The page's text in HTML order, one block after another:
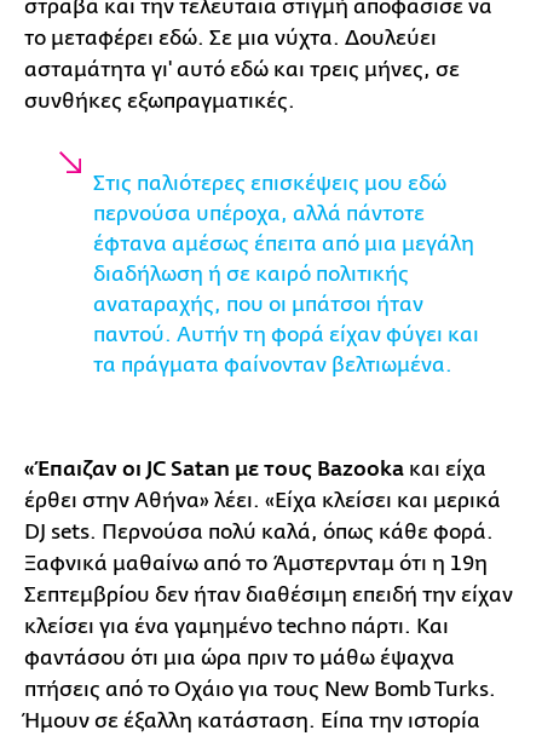
στραβά και την τελευταία στιγμή αποφάσισε να
το μεταφέρει εδώ. Σε μια νύχτα. Δουλεύει
ασταμάτητα γι' αυτό εδώ και τρεις μήνες, σε
συνθήκες εξωπραγματικές.
Στις παλιότερες επισκέψεις μου εδώ
περνούσα υπέροχα, αλλά πάντοτε
έφτανα αμέσως έπειτα από μια μεγάλη
διαδήλωση ή σε καιρό πολιτικής
αναταραχής, που οι μπάτσοι ήταν
παντού. Αυτήν τη φορά είχαν φύγει και
τα πράγματα φαίνονταν βελτιωμένα.
«Έπαιζαν οι JC Satan με τους Bazooka και είχα
έρθει στην Αθήνα» λέει. «Είχα κλείσει και μερικά
DJ sets. Περνούσα πολύ καλά, όπως κάθε φορά.
Ξαφνικά μαθαίνω από το Άμστερνταμ ότι η 19η
Σεπτεμβρίου δεν ήταν διαθέσιμη επειδή την είχαν
κλείσει για ένα γαμημένο techno πάρτι. Και
φαντάσου ότι μια ώρα πριν το μάθω έψαχνα
πτήσεις από το Οχάιο για τους New Bomb Turks.
Ήμουν σε έξαλλη κατάσταση. Είπα την ιστορία